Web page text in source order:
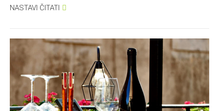
NASTAVI ČITATI